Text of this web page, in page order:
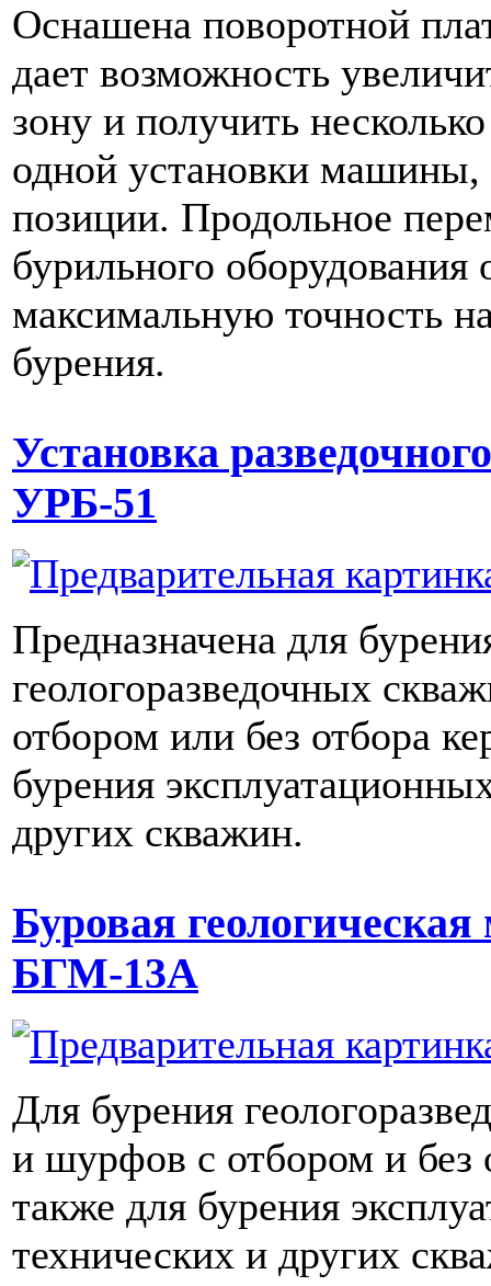
Оснашена поворотной
дает возможность
зону и получить
одной установки машины,
позиции. Продольное
бурильного оборудования
максимальную точность
бурения.
Установка
УРБ-51
Предназначена для
геологоразведочных
отбором или без отбора
бурения
других скважин.
Буровая
БГМ-13А
Для бурения
и шурфов с отбором и без
также для бурения
технических и других